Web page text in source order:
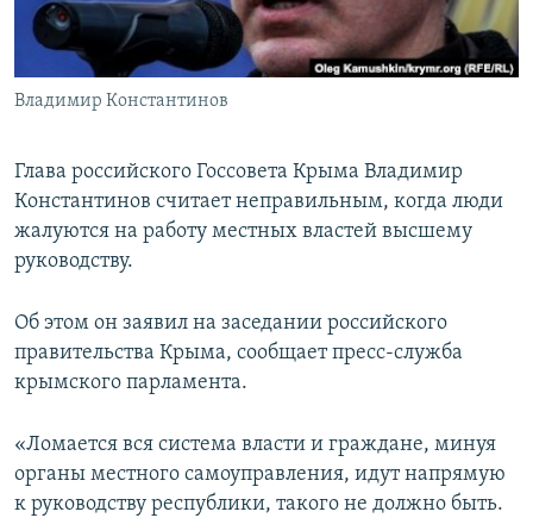
ПОБЕДИТЕЛЕЙ НЕ СУДЯТ?
КРЫМ.НЕПОКОРЕННЫЙ
ELIFBE
ПРИСОЕДИНЯЙТЕСЬ!
Все сайты RFE/RL
Владимир Константинов
Глава российского Госсовета Крыма Владимир
Константинов считает неправильным, когда люди
жалуются на работу местных властей высшему
руководству.
Об этом он заявил на заседании российского
правительства Крыма, сообщает пресс-служба
крымского парламента.
«Ломается вся система власти и граждане, минуя
органы местного самоуправления, идут напрямую
к руководству республики, такого не должно быть.